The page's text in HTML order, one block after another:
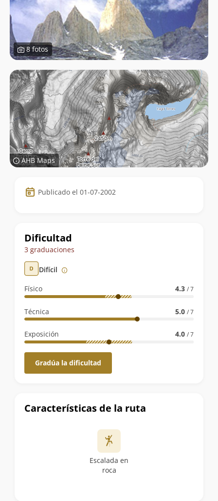
8 fotos
AHB Maps
Datos
de
ruta
Publicado el 01-07-2002
Dificultad
3 graduaciones
Difícil
Físico 4.3 / 7
Técnica 5.0 / 7
Exposición 4.0 / 7
Gradúa la dificultad
Características de la ruta
Escalada en
roca